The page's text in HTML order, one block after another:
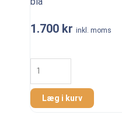
1.700 kr inkl. moms
PE-
rør
40
mm
50m
Læg i kurv